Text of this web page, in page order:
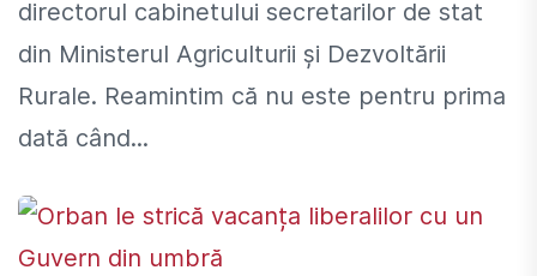
directorul cabinetului secretarilor de stat
din Ministerul Agriculturii şi Dezvoltării
Rurale. Reamintim că nu este pentru prima
dată când...